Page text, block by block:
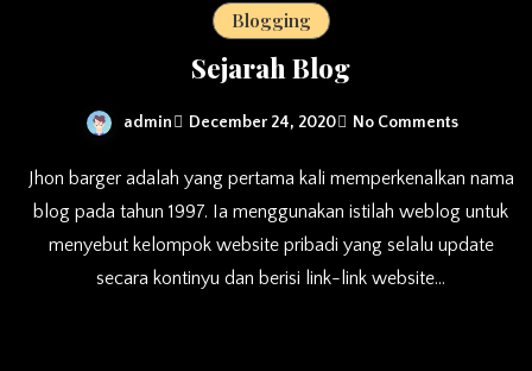
Blogging
Sejarah Blog
admin December 24, 2020 No Comments
Jhon barger adalah yang pertama kali memperkenalkan nama
blog pada tahun 1997. Ia menggunakan istilah weblog untuk
menyebut kelompok website pribadi yang selalu update
secara kontinyu dan berisi link-link website…